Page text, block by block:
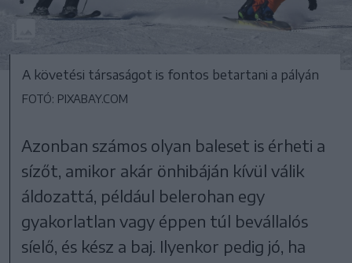
A követési társaságot is fontos betartani a pályán
FOTÓ: PIXABAY.COM
Azonban számos olyan baleset is érheti a
sízőt, amikor akár önhibáján kívül válik
áldozattá, például belerohan egy
gyakorlatlan vagy éppen túl bevállalós
síelő, és kész a baj. Ilyenkor pedig jó, ha